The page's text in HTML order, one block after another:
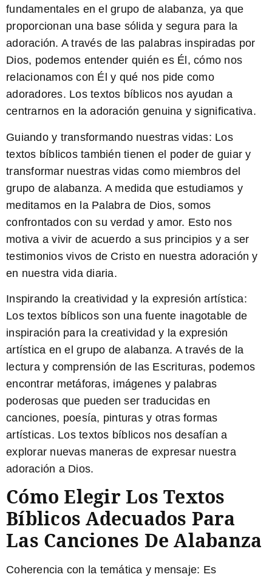
fundamentales en el grupo de alabanza, ya que
proporcionan una base sólida y segura para la
adoración. A través de las palabras inspiradas por
Dios, podemos entender quién es Él, cómo nos
relacionamos con Él y qué nos pide como
adoradores. Los textos bíblicos nos ayudan a
centrarnos en la adoración genuina y significativa.
Guiando y transformando nuestras vidas: Los
textos bíblicos también tienen el poder de guiar y
transformar nuestras vidas como miembros del
grupo de alabanza. A medida que estudiamos y
meditamos en la Palabra de Dios, somos
confrontados con su verdad y amor. Esto nos
motiva a vivir de acuerdo a sus principios y a ser
testimonios vivos de Cristo en nuestra adoración y
en nuestra vida diaria.
Inspirando la creatividad y la expresión artística:
Los textos bíblicos son una fuente inagotable de
inspiración para la creatividad y la expresión
artística en el grupo de alabanza. A través de la
lectura y comprensión de las Escrituras, podemos
encontrar metáforas, imágenes y palabras
poderosas que pueden ser traducidas en
canciones, poesía, pinturas y otras formas
artísticas. Los textos bíblicos nos desafían a
explorar nuevas maneras de expresar nuestra
adoración a Dios.
Cómo Elegir Los Textos
Bíblicos Adecuados Para
Las Canciones De Alabanza
Coherencia con la temática y mensaje: Es